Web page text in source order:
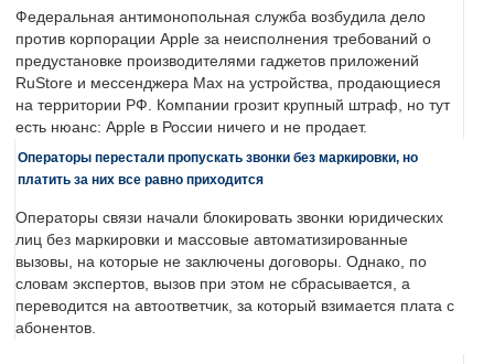
Федеральная антимонопольная служба возбудила дело
против корпорации Apple за неисполнения требований о
предустановке производителями гаджетов приложений
RuStore и мессенджера Max на устройства, продающиеся
на территории РФ. Компании грозит крупный штраф, но тут
есть нюанс: Apple в России ничего и не продает.
Операторы перестали пропускать звонки без маркировки, но
платить за них все равно приходится
Операторы связи начали блокировать звонки юридических
лиц без маркировки и массовые автоматизированные
вызовы, на которые не заключены договоры. Однако, по
словам экспертов, вызов при этом не сбрасывается, а
переводится на автоответчик, за который взимается плата с
абонентов.